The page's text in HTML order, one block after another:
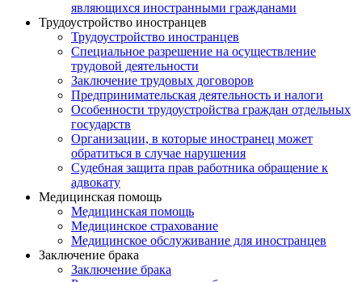
являющихся иностранными гражданами
Трудоустройство иностранцев
Трудоустройство иностранцев
Специальное разрешение на осуществление
трудовой деятельности
Заключение трудовых договоров
Предпринимательская деятельность и налоги
Особенности трудоустройства граждан отдельных
государств
Организации, в которые иностранец может
обратиться в случае нарушения
Судебная защита прав работника обращение к
адвокату
Медицинская помощь
Медицинская помощь
Медицинское страхование
Медицинское обслуживание для иностранцев
Заключение брака
Заключение брака